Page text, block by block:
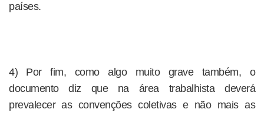
países.
4) Por fim, como algo muito grave também, o
documento diz que na área trabalhista deverá
prevalecer as convenções coletivas e não mais as